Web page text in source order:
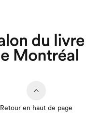
Retour en haut de page